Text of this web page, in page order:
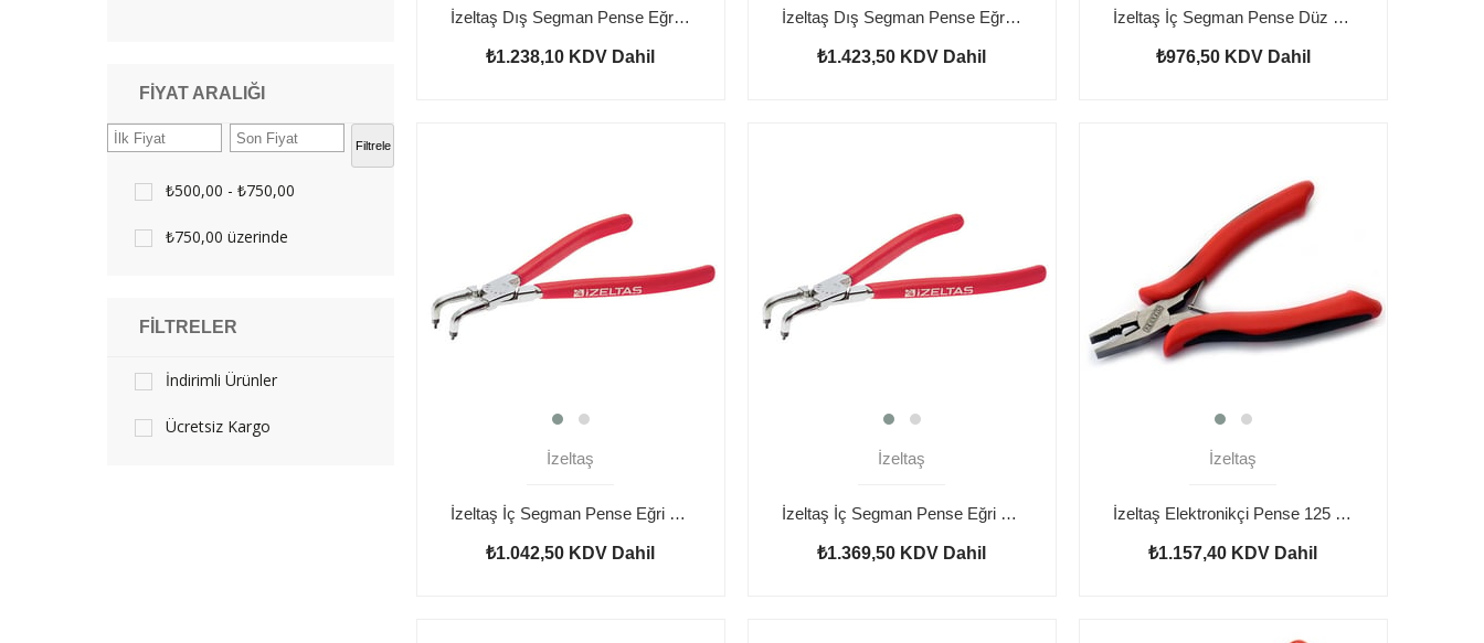
FIYAT ARALIĞI
Filtrele
₺500,00 - ₺750,00
₺750,00 üzerinde
FILTRELER
İndirimli Ürünler
Ücretsiz Kargo
İzeltaş Dış Segman Pense Eğri 170 mm
₺1.238,10 KDV Dahil
İzeltaş Dış Segman Pense Eğri 210 mm
₺1.423,50 KDV Dahil
İzeltaş İç Segman Pense Düz 225 mm
₺976,50 KDV Dahil
İzeltaş
İzeltaş İç Segman Pense Eğri 130 mm
₺1.042,50 KDV Dahil
İzeltaş
İzeltaş İç Segman Pense Eğri 210 mm
₺1.369,50 KDV Dahil
İzeltaş
İzeltaş Elektronikçi Pense 125 mm
₺1.157,40 KDV Dahil